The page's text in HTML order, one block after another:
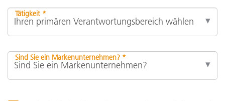
Tätigkeit *
Sind Sie ein Markenunternehmen? *